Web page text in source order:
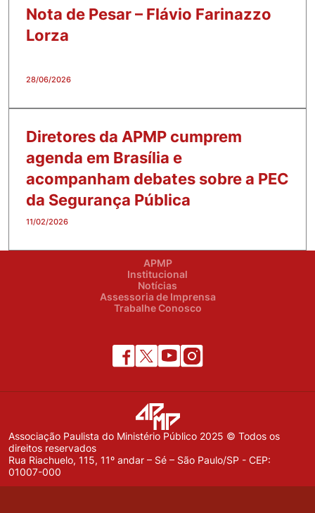
Nota de Pesar – Flávio Farinazzo
Lorza
28/06/2026
Diretores da APMP cumprem
agenda em Brasília e
acompanham debates sobre a PEC
da Segurança Pública
11/02/2026
APMP
Institucional
Notícias
Assessoria de Imprensa
Trabalhe Conosco
Associação Paulista do Ministério Público 2025 © Todos os
direitos reservados
Rua Riachuelo, 115, 11º andar – Sé – São Paulo/SP - CEP:
01007-000